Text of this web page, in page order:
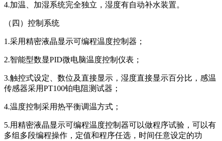
4.加温、加湿系统完全独立，湿度有自动补水装置。
（四）控制系统
1.采用精密液晶显示可编程温度控制器；
2.智能型数显PID微电脑温度控制仪表；
3.触控式设定、数位及直接显示，湿度直接显示百分比，感温
传感器采用PT100铂电阻测试器；
4.温度控制采用热平衡调温方式；
5.用精密液晶显示可编程温度控制器可以做程序试验，可以有
多组多段编程操作，定值和程序任选，时间任意设定的功